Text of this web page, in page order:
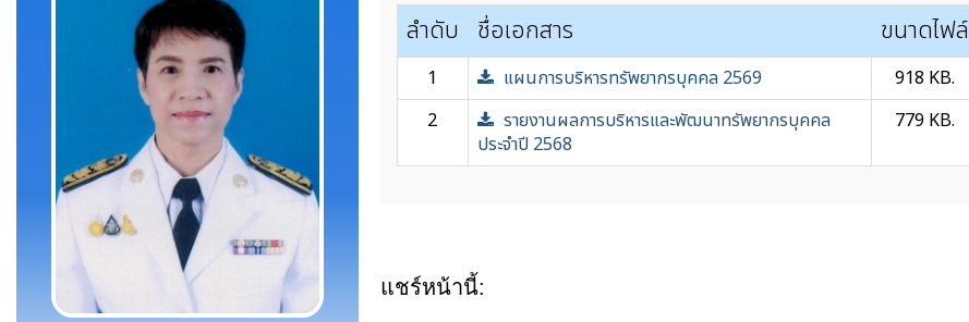
ลำดับ ชื่อเอกสาร ขนาดไฟล์
1 แผนการบริหารทรัพยากรบุคคล 2569 918 KB.
2
รายงานผลการบริหารและพัฒนาทรัพยากรบุคคล
ประจำปี 2568
779 KB.
แชร์หน้านี้: